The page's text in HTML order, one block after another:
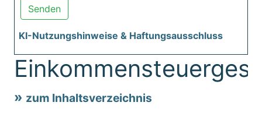
Senden
KI-Nutzungshinweise & Haftungsausschluss
zum Inhaltsverzeichnis